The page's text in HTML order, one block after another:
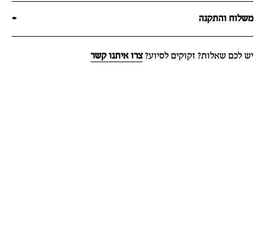
משלוח והתקנה +
יש לכם שאלות? זקוקים לסיוע?צרו איתנו קשר